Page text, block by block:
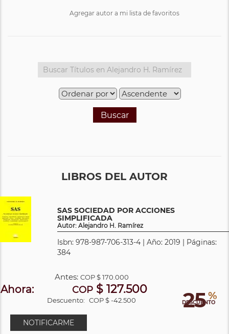
Agregar autor a mi lista de favoritos
Buscar
LIBROS DEL AUTOR
SAS SOCIEDAD POR ACCIONES
SIMPLIFICADA
Autor: Alejandro H. Ramírez
Isbn: 978-987-706-313-4 | Año: 2019 | Páginas:
384
25 %
DESCUENTO
Antes: COP$ 170.000
Ahora: COP$ 127.500
Descuento: COP $ -42.500
NOTIFICARME